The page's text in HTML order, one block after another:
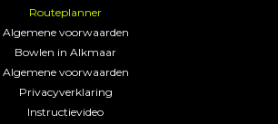
Routeplanner
Algemene voorwaarden
Bowlen in Alkmaar
Algemene voorwaarden
Privacyverklaring
Instructievideo